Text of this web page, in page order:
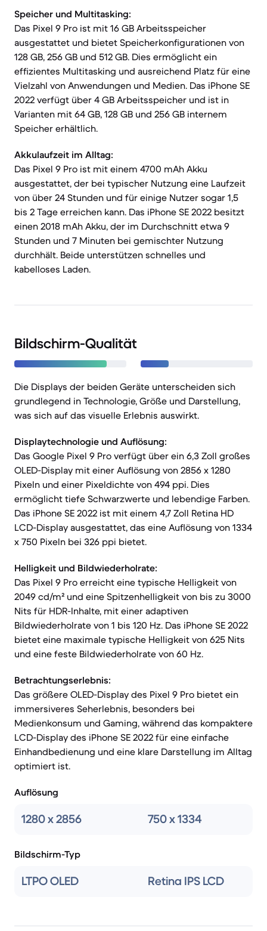
Speicher und Multitasking:
Das Pixel 9 Pro ist mit 16 GB Arbeitsspeicher
ausgestattet und bietet Speicherkonfigurationen von
128 GB, 256 GB und 512 GB. Dies ermöglicht ein
effizientes Multitasking und ausreichend Platz für eine
Vielzahl von Anwendungen und Medien. Das iPhone SE
2022 verfügt über 4 GB Arbeitsspeicher und ist in
Varianten mit 64 GB, 128 GB und 256 GB internem
Speicher erhältlich.
Akkulaufzeit im Alltag:
Das Pixel 9 Pro ist mit einem 4700 mAh Akku
ausgestattet, der bei typischer Nutzung eine Laufzeit
von über 24 Stunden und für einige Nutzer sogar 1,5
bis 2 Tage erreichen kann. Das iPhone SE 2022 besitzt
einen 2018 mAh Akku, der im Durchschnitt etwa 9
Stunden und 7 Minuten bei gemischter Nutzung
durchhält. Beide unterstützen schnelles und
kabelloses Laden.
Bildschirm-Qualität
Die Displays der beiden Geräte unterscheiden sich
grundlegend in Technologie, Größe und Darstellung,
was sich auf das visuelle Erlebnis auswirkt.
Displaytechnologie und Auflösung:
Das Google Pixel 9 Pro verfügt über ein 6,3 Zoll großes
OLED-Display mit einer Auflösung von 2856 x 1280
Pixeln und einer Pixeldichte von 494 ppi. Dies
ermöglicht tiefe Schwarzwerte und lebendige Farben.
Das iPhone SE 2022 ist mit einem 4,7 Zoll Retina HD
LCD-Display ausgestattet, das eine Auflösung von 1334
x 750 Pixeln bei 326 ppi bietet.
Helligkeit und Bildwiederholrate:
Das Pixel 9 Pro erreicht eine typische Helligkeit von
2049 cd/m² und eine Spitzenhelligkeit von bis zu 3000
Nits für HDR-Inhalte, mit einer adaptiven
Bildwiederholrate von 1 bis 120 Hz. Das iPhone SE 2022
bietet eine maximale typische Helligkeit von 625 Nits
und eine feste Bildwiederholrate von 60 Hz.
Betrachtungserlebnis:
Das größere OLED-Display des Pixel 9 Pro bietet ein
immersiveres Seherlebnis, besonders bei
Medienkonsum und Gaming, während das kompaktere
LCD-Display des iPhone SE 2022 für eine einfache
Einhandbedienung und eine klare Darstellung im Alltag
optimiert ist.
Auflösung
1280 x 2856 750 x 1334
Bildschirm-Typ
LTPO OLED Retina IPS LCD